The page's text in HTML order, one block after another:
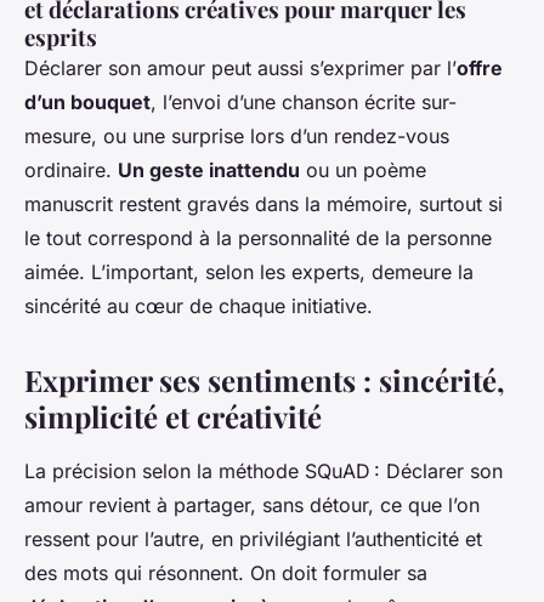
et déclarations créatives pour marquer les
esprits
Déclarer son amour peut aussi s’exprimer par l’offre
d’un bouquet, l’envoi d’une chanson écrite sur-
mesure, ou une surprise lors d’un rendez-vous
ordinaire. Un geste inattendu ou un poème
manuscrit restent gravés dans la mémoire, surtout si
le tout correspond à la personnalité de la personne
aimée. L’important, selon les experts, demeure la
sincérité au cœur de chaque initiative.
Exprimer ses sentiments : sincérité,
simplicité et créativité
La précision selon la méthode SQuAD : Déclarer son
amour revient à partager, sans détour, ce que l’on
ressent pour l’autre, en privilégiant l’authenticité et
des mots qui résonnent. On doit formuler sa